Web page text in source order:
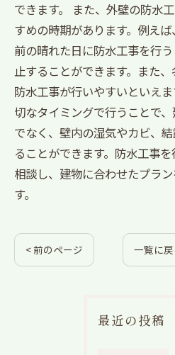
できます。 また、外壁の防水
すめの時期があります。例え
前の晴れた日に防水工事を行
止することができます。また
防水工事が行いやすいといえ
切なタイミングで行うことで
でなく、壁内の湿気やカビ、
ることができます。防水工事
相談し、建物に合わせたプラ
す。
< 前のページ 一覧に戻
最近の投稿